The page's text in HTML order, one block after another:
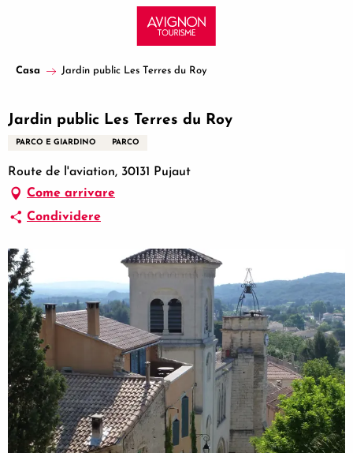
principal
Casa Jardin public Les Terres du Roy
Jardin public Les Terres du Roy
PARCO E GIARDINO PARCO
Route de l'aviation, 30131 Pujaut
Come arrivare
Condividere